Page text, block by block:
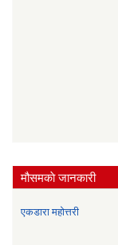
मौसमकाे जानकारी
एकडारा महोत्तरी